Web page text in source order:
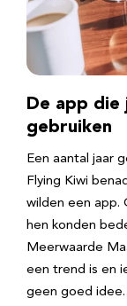
De app die
gebruiken
Een aantal jaar
Flying Kiwi
wilden een app.
hen konden
Meerwaarde
een trend is en
geen goed